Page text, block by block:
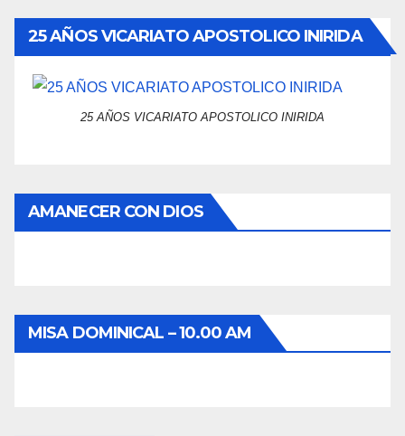
25 AÑOS VICARIATO APOSTOLICO INIRIDA
25 AÑOS VICARIATO APOSTOLICO INIRIDA
AMANECER CON DIOS
MISA DOMINICAL – 10.00 AM